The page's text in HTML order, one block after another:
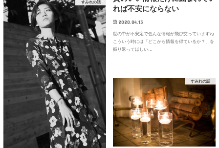
れば不安にならない
2020.04.13
世の中が不安定で色んな情報が飛び交っていますね
こういう時には「どこから情報を得ているか？」を
振り返ってほしい…
すみれの話
すみれの話